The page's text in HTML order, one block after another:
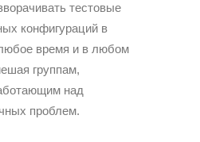
тестовые
конфигураций в
время и в любом
группам,
над
проблем.